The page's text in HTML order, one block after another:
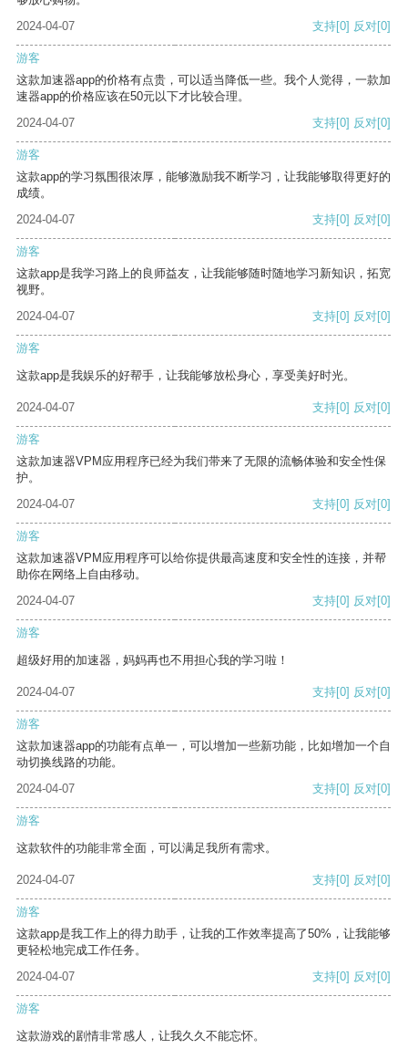
2024-04-07
支持[0] 反对[0]
游客
这款加速器app的价格有点贵，可以适当降低一些。我个人觉得，一款加
速器app的价格应该在50元以下才比较合理。
2024-04-07
支持[0] 反对[0]
游客
这款app的学习氛围很浓厚，能够激励我不断学习，让我能够取得更好的
成绩。
2024-04-07
支持[0] 反对[0]
游客
这款app是我学习路上的良师益友，让我能够随时随地学习新知识，拓宽
视野。
2024-04-07
支持[0] 反对[0]
游客
这款app是我娱乐的好帮手，让我能够放松身心，享受美好时光。
2024-04-07 支持[0] 反对[0]
游客
这款加速器VPM应用程序已经为我们带来了无限的流畅体验和安全性保
护。
2024-04-07
支持[0] 反对[0]
游客
这款加速器VPM应用程序可以给你提供最高速度和安全性的连接，并帮
助你在网络上自由移动。
2024-04-07
支持[0] 反对[0]
游客
超级好用的加速器，妈妈再也不用担心我的学习啦！
2024-04-07 支持[0] 反对[0]
游客
这款加速器app的功能有点单一，可以增加一些新功能，比如增加一个自
动切换线路的功能。
2024-04-07
支持[0] 反对[0]
游客
这款软件的功能非常全面，可以满足我所有需求。
2024-04-07 支持[0] 反对[0]
游客
这款app是我工作上的得力助手，让我的工作效率提高了50%，让我能够
更轻松地完成工作任务。
2024-04-07
支持[0] 反对[0]
游客
这款游戏的剧情非常感人，让我久久不能忘怀。